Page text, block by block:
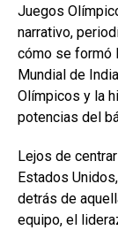
Juegos
narrativo,
cómo se formó
Mundial de
Olímpicos y la
potencias del
Lejos de
Estados
detrás de
equipo, el